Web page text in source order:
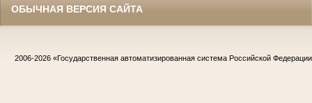
ОБЫЧНАЯ ВЕРСИЯ САЙТА
2006-2026 «Государственная автоматизированная система Российской